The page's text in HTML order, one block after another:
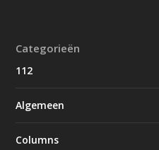
Categorieën
112
Algemeen
Columns